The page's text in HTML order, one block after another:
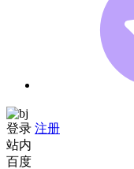
登录 注册
站内
百度